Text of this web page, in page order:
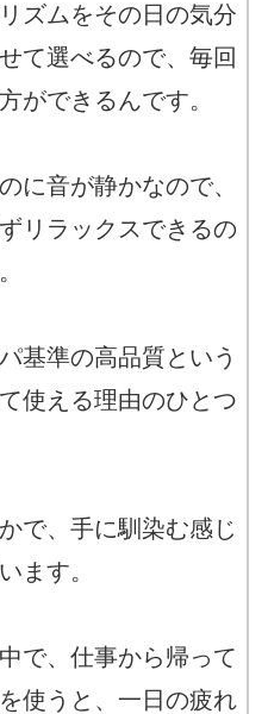
ズムをその日の気分
て選べるので、毎回
ができるんです。
に音が静かなので、
リラックスできるの
基準の高品質という
使える理由のひとつ
で、手に馴染む感じ
ます。
で、仕事から帰って
使うと、一日の疲れ